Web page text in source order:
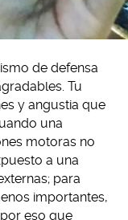
de defensa
Tu
y angustia que
una
motoras no
a una
para
importantes,
eso que